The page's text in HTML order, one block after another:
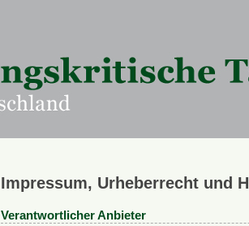
Impressum, Urheberrecht und
Verantwortlicher Anbieter